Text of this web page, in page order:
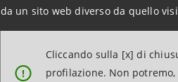
da un sito web diverso da quello
!
Cliccando sulla [x] di
profilazione. Non
visitatori.